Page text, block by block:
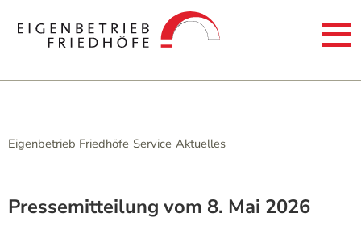
Eigenbetrieb Friedhöfe Service Aktuelles
Pressemitteilung vom 8. Mai 2026